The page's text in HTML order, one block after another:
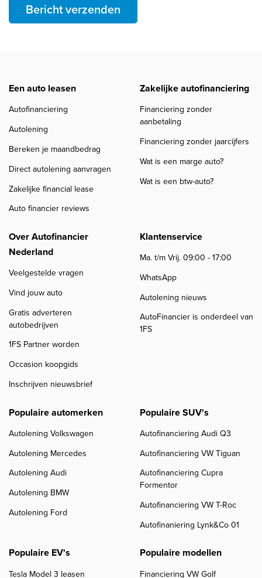
Bericht verzenden
Een auto leasen
Autofinanciering
Autolening
Bereken je maandbedrag
Direct autolening aanvragen
Zakelijke financial lease
Auto financier reviews
Zakelijke autofinanciering
Financiering zonder
aanbetaling
Financiering zonder jaarcijfers
Wat is een marge auto?
Wat is een btw-auto?
Over Autofinancier
Nederland
Veelgestelde vragen
Vind jouw auto
Gratis adverteren
autobedrijven
1FS Partner worden
Occasion koopgids
Inschrijven nieuwsbrief
Klantenservice
Ma. t/m Vrij. 09:00 - 17:00
WhatsApp
Autolening nieuws
AutoFinancier is onderdeel van
1FS
Populaire automerken
Autolening Volkswagen
Autolening Mercedes
Autolening Audi
Autolening BMW
Autolening Ford
Populaire SUV's
Autofinanciering Audi Q3
Autofinanciering VW Tiguan
Autofinanciering Cupra
Formentor
Autofinanciering VW T-Roc
Autofinaniering Lynk&Co 01
Populaire EV's
Tesla Model 3 leasen
Populaire modellen
Financiering VW Golf